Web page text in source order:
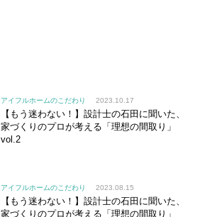
アイフルホームのこだわり 2023.10.17
【もう迷わない！】設計士の石田に聞いた、
家づくりのプロが考える「理想の間取り」
vol.2
アイフルホームのこだわり 2023.08.15
【もう迷わない！】設計士の石田に聞いた、
家づくりのプロが考える「理想の間取り」